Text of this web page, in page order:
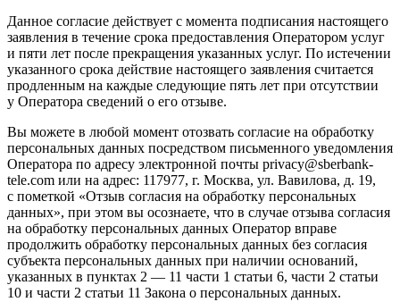
Данное согласие действует с момента подписания настоящего
заявления в течение срока предоставления Оператором услуг
и пяти лет после прекращения указанных услуг. По истечении
указанного срока действие настоящего заявления считается
продленным на каждые следующие пять лет при отсутствии
у Оператора сведений о его отзыве.
Вы можете в любой момент отозвать согласие на обработку
персональных данных посредством письменного уведомления
Оператора по адресу электронной почты privacy@sberbank-
tele.com или на адрес: 117977, г. Москва, ул. Вавилова, д. 19,
с пометкой «Отзыв согласия на обработку персональных
данных», при этом вы осознаете, что в случае отзыва согласия
на обработку персональных данных Оператор вправе
продолжить обработку персональных данных без согласия
субъекта персональных данных при наличии оснований,
указанных в пунктах 2 — 11 части 1 статьи 6, части 2 статьи
10 и части 2 статьи 11 Закона о персональных данных.